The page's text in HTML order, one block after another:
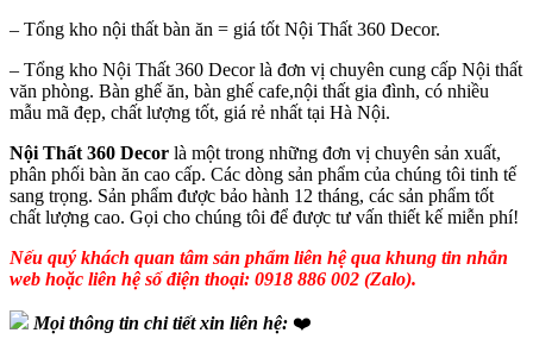
– Tổng kho nội thất bàn ăn = giá tốt Nội Thất 360 Decor.
– Tổng kho Nội Thất 360 Decor là đơn vị chuyên cung cấp Nội thất
văn phòng. Bàn ghế ăn, bàn ghế cafe,nội thất gia đình, có nhiều
mẫu mã đẹp, chất lượng tốt, giá rẻ nhất tại Hà Nội.
Nội Thất 360 Decor là một trong những đơn vị chuyên sản xuất,
phân phối bàn ăn cao cấp. Các dòng sản phẩm của chúng tôi tinh tế
sang trọng. Sản phẩm được bảo hành 12 tháng, các sản phẩm tốt
chất lượng cao. Gọi cho chúng tôi để được tư vấn thiết kế miễn phí!
Nếu quý khách quan tâm sản phẩm liên hệ qua khung tin nhắn
web hoặc liên hệ số điện thoại: 0918 886 002 (Zalo).
Mọi thông tin chi tiết xin liên hệ: ❤️